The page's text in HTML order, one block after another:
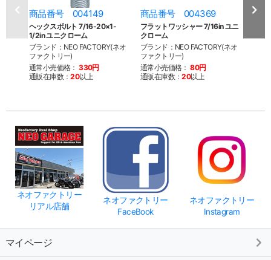
商品番号 004149
ヘックスボルト 7/16-20×1-
1/2in ユニクローム
ブランド：NEO FACTORY(ネオ
ファクトリー)
通常小売価格： 330円
通販在庫数：20以上
商品番号 004369
フラットワッシャー 7/16in ユニ
クローム
ブランド：NEO FACTORY(ネオ
ファクトリー)
通常小売価格： 80円
通販在庫数：20以上
商
ネオファクトリー
リアル店舗
ネオファクトリー
FaceBook
ネオファクトリー
Instagram
マイページ